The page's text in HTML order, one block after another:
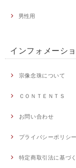
男性用
インフォメーシ
宗像念珠について
ＣＯＮＴＥＮＴＳ
お問い合わせ
プライバシーポリシー
特定商取引法に基づ